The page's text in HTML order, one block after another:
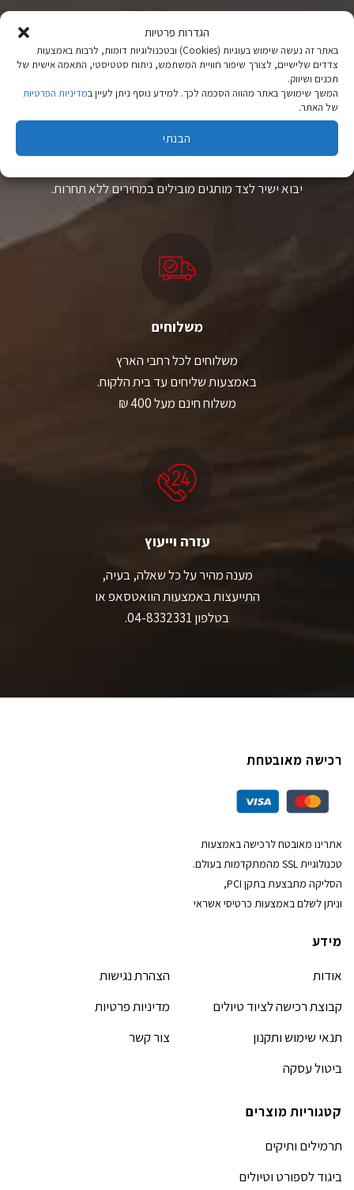
הגדרות פרטיות
באתר זה נעשה שימוש בעוגיות (Cookies) ובטכנולוגיות דומות, לרבות באמצעות
צדדים שלישיים, לצורך שיפור חוויית המשתמש, ניתוח סטטיסטי, התאמה אישית של
תכנים ושיווק.
המשך שימושך באתר מהווה הסכמה לכך. למידע נוסף ניתן לעיין במדיניות הפרטיות
של האתר.
הבנתי
ציוד טיולים
מהיבואן לצרכן
יבוא ישיר לצד מותגים מובילים במחירים ללא תחרות.
משלוחים
משלוחים לכל רחבי הארץ
באמצעות שליחים עד בית הלקוח.
משלוח חינם מעל 400 ₪
עזרה וייעוץ
מענה מהיר על כל שאלה, בעיה,
התייעצות באמצעות הוואטסאפ או
בטלפון 04-8332331.
רכישה מאובטחת
אתרינו מאובטח לרכישה באמצעות
טכנולוגיית SSL מהמתקדמות בעולם.
הסליקה מתבצעת בתקן PCI,
וניתן לשלם באמצעות כרטיסי אשראי
מידע
אודות
קבוצת רכישה לציוד טיולים
תנאי שימוש ותקנון
ביטול עסקה
הצהרת נגישות
מדיניות פרטיות
צור קשר
קטגוריות מוצרים
תרמילים ותיקים
ביגוד לספורט וטיולים